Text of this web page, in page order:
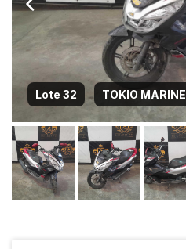
Lote 32 TOKIO MARINE